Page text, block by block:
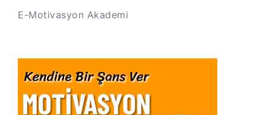
E-Motivasyon Akademi